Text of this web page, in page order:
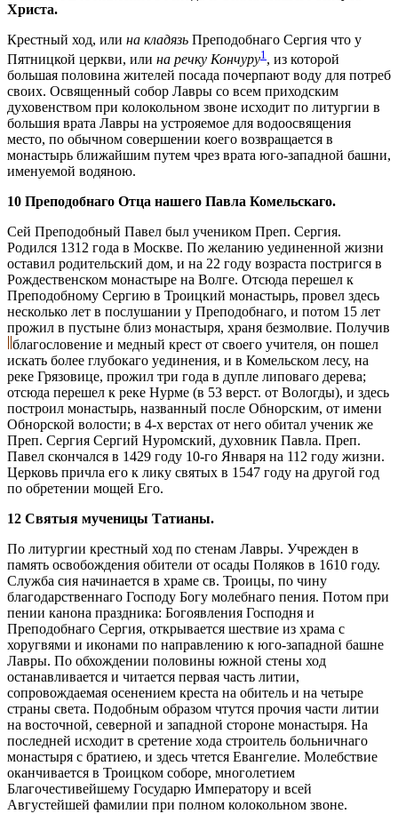
Христа.
Крестный ход, или на кладязь Преподобнаго Сергия что у
Пятницкой церкви, или на речку Кончуру1, из которой
большая половина жителей посада почерпают воду для потреб
своих. Освященный собор Лавры со всем приходским
духовенством при колокольном звоне исходит по литургии в
большия врата Лавры на устрояемое для водоосвящения
место, по обычном совершении коего возвращается в
монастырь ближайшим путем чрез врата юго-западной башни,
именуемой водяною.
10 Преподобнаго Отца нашего Павла Комельскаго.
Сей Преподобный Павел был учеником Преп. Сергия.
Родился 1312 года в Москве. По желанию уединенной жизни
оставил родительский дом, и на 22 году возраста постригся в
Рождественском монастыре на Волге. Отсюда перешел к
Преподобному Сергию в Троицкий монастырь, провел здесь
несколько лет в послушании у Преподобнаго, и потом 15 лет
прожил в пустыне близ монастыря, храня безмолвие. Получив
благословение и медный крест от своего учителя, он пошел
искать более глубокаго уединения, и в Комельском лесу, на
реке Грязовице, прожил три года в дупле липоваго дерева;
отсюда перешел к реке Нурме (в 53 верст. от Вологды), и здесь
построил монастырь, названный после Обнорским, от имени
Обнорской волости; в 4-х верстах от него обитал ученик же
Преп. Сергия Сергий Нуромский, духовник Павла. Преп.
Павел скончался в 1429 году 10-го Января на 112 году жизни.
Церковь причла его к лику святых в 1547 году на другой год
по обретении мощей Его.
12 Святыя мученицы Татианы.
По литургии крестный ход по стенам Лавры. Учрежден в
память освобождения обители от осады Поляков в 1610 году.
Служба сия начинается в храме св. Троицы, по чину
благодарственнаго Господу Богу молебнаго пения. Потом при
пении канона праздника: Богоявления Господня и
Преподобнаго Сергия, открывается шествие из храма с
хоругвями и иконами по направлению к юго-западной башне
Лавры. По обхождении половины южной стены ход
останавливается и читается первая часть литии,
сопровождаемая осенением креста на обитель и на четыре
страны света. Подобным образом чтутся прочия части литии
на восточной, северной и западной стороне монастыря. На
последней исходит в сретение хода строитель больничнаго
монастыря с братиею, и здесь чтется Евангелие. Молебствие
оканчивается в Троицком соборе, многолетием
Благочестивейшему Государю Императору и всей
Августейшей фамилии при полном колокольном звоне.